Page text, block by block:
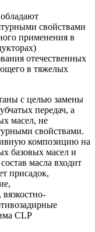
обладают
свойствами
применения в
отечественных
в тяжелых
с целью замены
передач, а
масел, не
свойствами.
композицию на
базовых масел и
масла входит
присадок,
CLP